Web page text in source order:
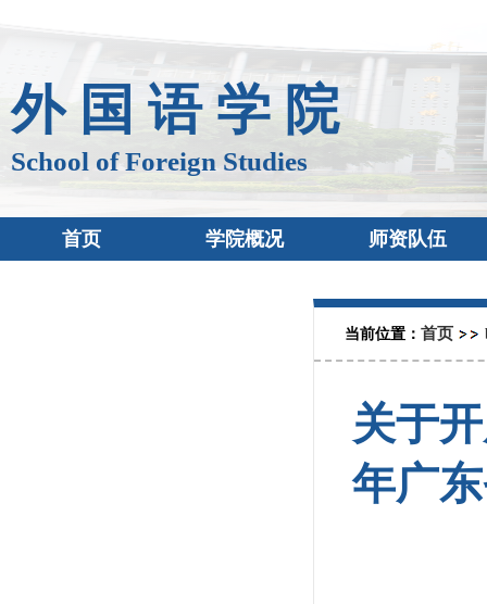
外 国 语 学 院
School of Foreign Studies
首页 学院概况 师资队伍
当前位置： 首页
关于
年广